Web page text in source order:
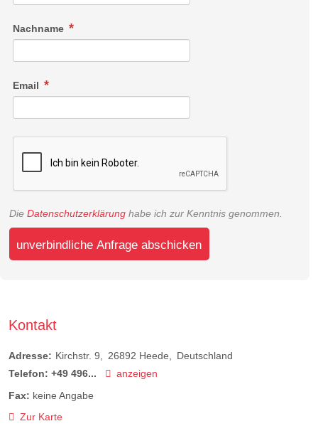
Nachname
Email
Die Datenschutzerklärung habe ich zur Kenntnis genommen.
unverbindliche Anfrage abschicken
Kontakt
Adresse: Kirchstr. 9 26892 Heede
Deutschland
Telefon: +49 496...
anzeigen
Fax: keine Angabe
Zur Karte